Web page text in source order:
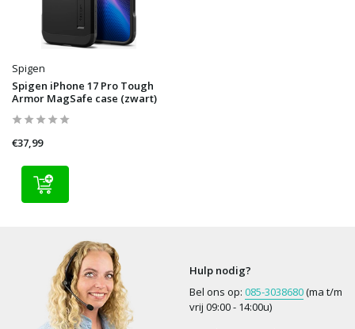
Spigen
Spigen iPhone 17 Pro Tough
Armor MagSafe case (zwart)
€37,99
Hulp nodig?
Bel ons op: 085-3038680(ma t/m
vrij 09:00 - 14:00u)